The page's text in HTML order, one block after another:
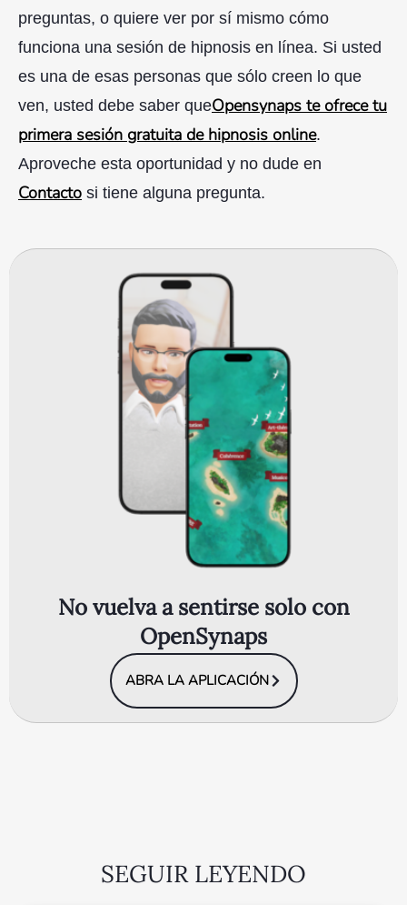
preguntas, o quiere ver por sí mismo cómo
funciona una sesión de hipnosis en línea. Si usted
es una de esas personas que sólo creen lo que
ven, usted debe saber queOpensynaps te ofrece tu
primera sesión gratuita de hipnosis online.
Aproveche esta oportunidad y no dude en
Contacto si tiene alguna pregunta.
No vuelva a sentirse solo con
OpenSynaps
ABRA LA APLICACIÓN
SEGUIR LEYENDO